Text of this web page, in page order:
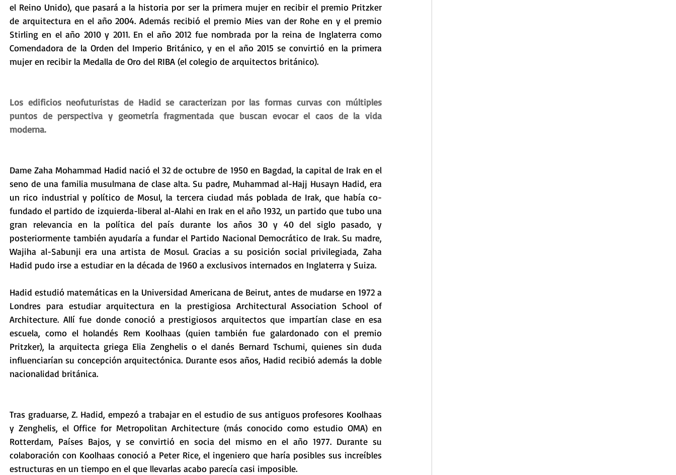
el Reino Unido), que pasará a la historia por ser la primera mujer en recibir el premio Pritzker
de arquitectura en el año 2004. Además recibió el premio Mies van der Rohe en y el premio
Stirling en el año 2010 y 2011. En el año 2012 fue nombrada por la reina de Inglaterra como
Comendadora de la Orden del Imperio Británico, y en el año 2015 se convirtió en la primera
mujer en recibir la Medalla de Oro del RIBA (el colegio de arquitectos británico).
Los edificios neofuturistas de Hadid se caracterizan por las formas curvas con múltiples
puntos de perspectiva y geometría fragmentada que buscan evocar el caos de la vida
moderna.
Dame Zaha Mohammad Hadid nació el 32 de octubre de 1950 en Bagdad, la capital de Irak en el
seno de una familia musulmana de clase alta. Su padre, Muhammad al-Hajj Husayn Hadid, era
un rico industrial y político de Mosul, la tercera ciudad más poblada de Irak, que había co-
fundado el partido de izquierda-liberal al-Alahi en Irak en el año 1932, un partido que tubo una
gran relevancia en la política del país durante los años 30 y 40 del siglo pasado, y
posteriormente también ayudaría a fundar el Partido Nacional Democrático de Irak. Su madre,
Wajiha al-Sabunji era una artista de Mosul. Gracias a su posición social privilegiada, Zaha
Hadid pudo irse a estudiar en la década de 1960 a exclusivos internados en Inglaterra y Suiza.
Hadid estudió matemáticas en la Universidad Americana de Beirut, antes de mudarse en 1972 a
Londres para estudiar arquitectura en la prestigiosa Architectural Association School of
Architecture. Allí fue donde conoció a prestigiosos arquitectos que impartían clase en esa
escuela, como el holandés Rem Koolhaas (quien también fue galardonado con el premio
Pritzker), la arquitecta griega Elia Zenghelis o el danés Bernard Tschumi, quienes sin duda
influenciarían su concepción arquitectónica. Durante esos años, Hadid recibió además la doble
nacionalidad británica.
Tras graduarse, Z. Hadid, empezó a trabajar en el estudio de sus antiguos profesores Koolhaas
y Zenghelis, el Office for Metropolitan Architecture (más conocido como estudio OMA) en
Rotterdam, Países Bajos, y se convirtió en socia del mismo en el año 1977. Durante su
colaboración con Koolhaas conoció a Peter Rice, el ingeniero que haría posibles sus increíbles
estructuras en un tiempo en el que llevarlas acabo parecía casi imposible.